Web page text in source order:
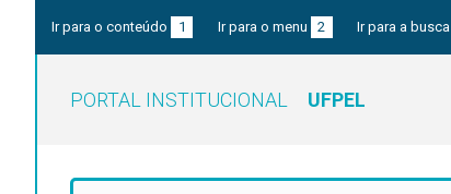
Ir para o conteúdo 1 Ir para o menu 2 Ir para a busca
PORTAL INSTITUCIONAL UFPEL